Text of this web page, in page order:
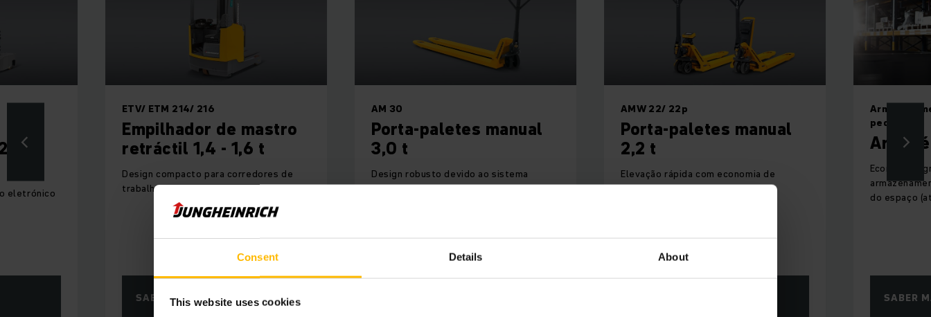
Consent Details About
This website uses cookies
AM 30
Porta-paletes manual
3,0 t
Design robusto devido ao sistema
hidráulico de bomba de alta qualidade
AMW 22/ 22p
Porta-paletes manual
2,2 t
Elevação rápida com economia de
potência e de tempo até 120 kg.
pequenas
Economia
do espaço
SABER
-
eletrónico
ETV/ ETM 214/ 216
Empilhador de mastro
retráctil 1,4 - 1,6 t
Design compacto para corredores de
trabalho estreitos
SABER MAIS